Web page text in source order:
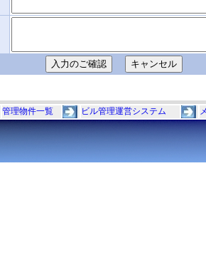
管理物件一覧 ビル管理運営システム